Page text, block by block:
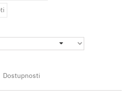
Dostupnosti